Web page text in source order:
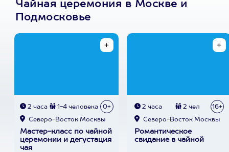
Чайная церемония в Москве и
Подмосковье
2 часа 1-4 человека 0+
Северо-Восток Москвы
Мастер-класс по чайной
церемонии и дегустация
чая
2 часа 2 чел 16+
Северо-Восток Москвы
Романтическое
свидание в чайной